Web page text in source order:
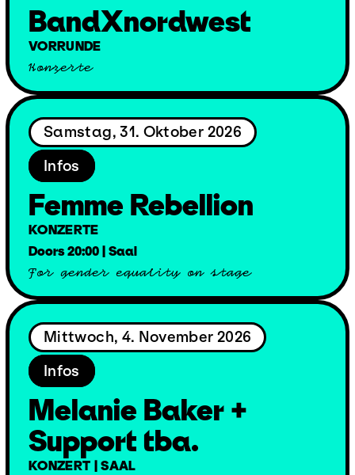
BandXnordwest
VORRUNDE
Konzerte
Samstag, 31. Oktober 2026
Infos
Femme Rebellion
KONZERTE
Doors 20:00 | Saal
For gender equality on stage
Mittwoch, 4. November 2026
Infos
Melanie Baker +
Support tba.
KONZERT | SAAL